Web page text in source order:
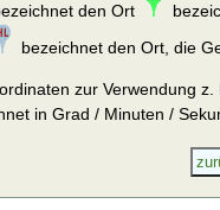
den Ort
bezeichnet den Ort, die
zur Verwendung z.
in Grad / Minuten /